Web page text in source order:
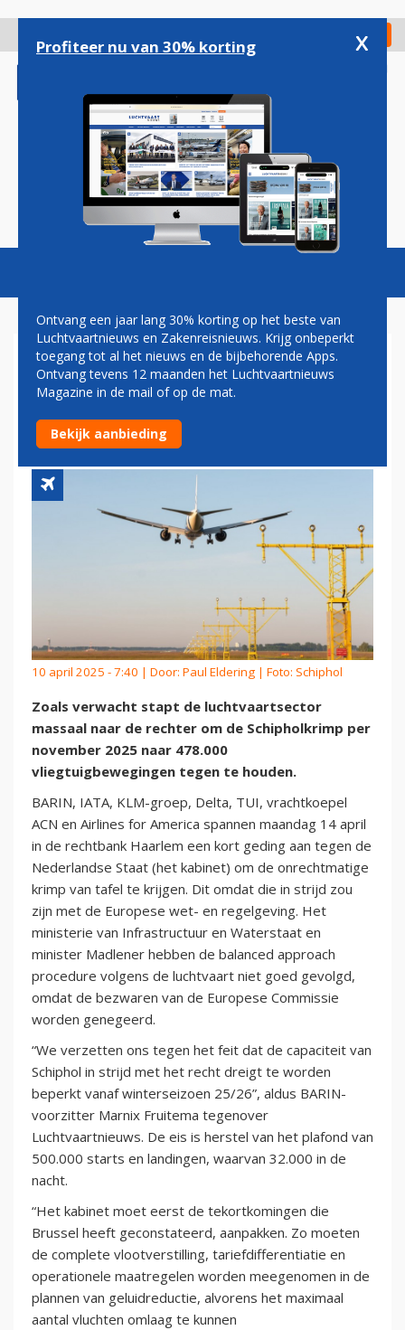
gaan
Check in
Magazine Podcasts Vacatures
LUCHTVAARTORGANISATIES
NAAR RECHTER TEGEN
KRIMP SCHIPHOL
10 april 2025 - 7:40 | Door: Paul Eldering | Foto: Schiphol
Zoals verwacht stapt de luchtvaartsector
massaal naar de rechter om de Schipholkrimp per
november 2025 naar 478.000
vliegtuigbewegingen tegen te houden.
BARIN, IATA, KLM-groep, Delta, TUI, vrachtkoepel
ACN en Airlines for America spannen maandag 14 april
in de rechtbank Haarlem een kort geding aan tegen de
Nederlandse Staat (het kabinet) om de onrechtmatige
krimp van tafel te krijgen. Dit omdat die in strijd zou
zijn met de Europese wet- en regelgeving. Het
ministerie van Infrastructuur en Waterstaat en
minister Madlener hebben de balanced approach
procedure volgens de luchtvaart niet goed gevolgd,
omdat de bezwaren van de Europese Commissie
worden genegeerd.
“We verzetten ons tegen het feit dat de capaciteit van
Schiphol in strijd met het recht dreigt te worden
beperkt vanaf winterseizoen 25/26”, aldus BARIN-
voorzitter Marnix Fruitema tegenover
Luchtvaartnieuws. De eis is herstel van het plafond van
500.000 starts en landingen, waarvan 32.000 in de
nacht.
“Het kabinet moet eerst de tekortkomingen die
Brussel heeft geconstateerd, aanpakken. Zo moeten
de complete vlootverstilling, tariefdifferentiatie en
operationele maatregelen worden meegenomen in de
plannen van geluidreductie, alvorens het maximaal
aantal vluchten omlaag te kunnen
Profiteer nu van 30% korting x
Ontvang een jaar lang 30% korting op het beste van
Luchtvaartnieuws en Zakenreisnieuws. Krijg onbeperkt
toegang tot al het nieuws en de bijbehorende Apps.
Ontvang tevens 12 maanden het Luchtvaartnieuws
Magazine in de mail of op de mat.
Bekijk aanbieding